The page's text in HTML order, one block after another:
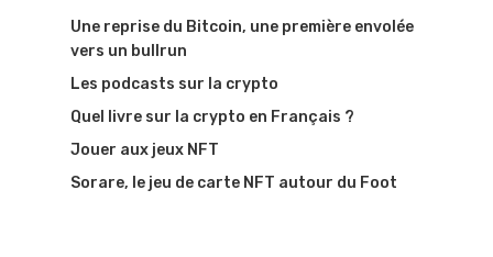
Une reprise du Bitcoin, une première envolée
vers un bullrun
Les podcasts sur la crypto
Quel livre sur la crypto en Français ?
Jouer aux jeux NFT
Sorare, le jeu de carte NFT autour du Foot